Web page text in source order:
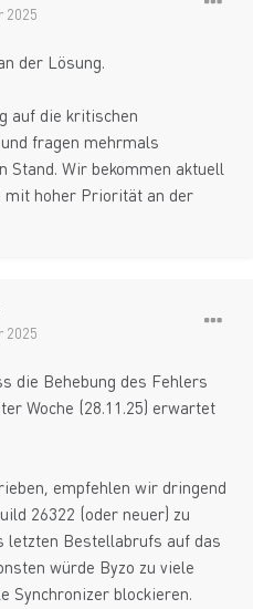
2025
der Lösung.
auf die kritischen
fragen mehrmals
Stand. Wir bekommen aktuell
hoher Priorität an der
2025
die Behebung des Fehlers
Woche (28.11.25) erwartet
empfehlen wir dringend
26322 (oder neuer) zu
letzten Bestellabrufs auf das
würde Byzo zu viele
Synchronizer blockieren.